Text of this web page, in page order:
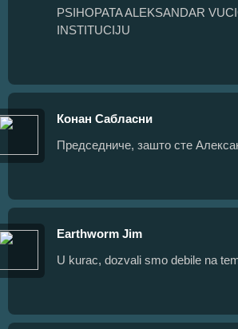
PSIHOPATA ALEKSANDAR
INSTITUCIJU
Конан Сабласни
Председниче, зашто сте
Earthworm Jim
U kurac, dozvali smo debile na